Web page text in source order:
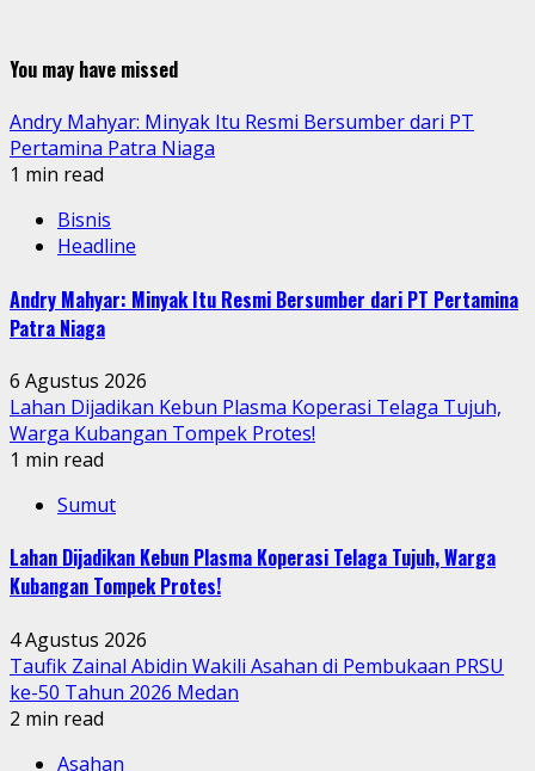
You may have missed
Andry Mahyar: Minyak Itu Resmi Bersumber dari PT
Pertamina Patra Niaga
1 min read
Bisnis
Headline
Andry Mahyar: Minyak Itu Resmi Bersumber dari PT Pertamina
Patra Niaga
6 Agustus 2026
Lahan Dijadikan Kebun Plasma Koperasi Telaga Tujuh,
Warga Kubangan Tompek Protes!
1 min read
Sumut
Lahan Dijadikan Kebun Plasma Koperasi Telaga Tujuh, Warga
Kubangan Tompek Protes!
4 Agustus 2026
Taufik Zainal Abidin Wakili Asahan di Pembukaan PRSU
ke-50 Tahun 2026 Medan
2 min read
Asahan